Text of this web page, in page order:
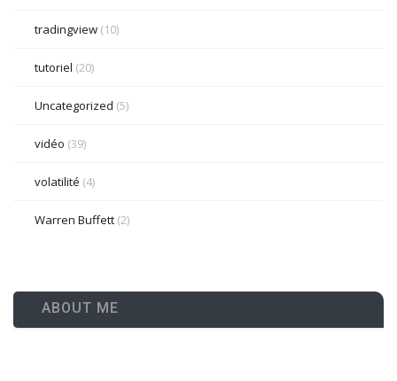
tradingview (10)
tutoriel (20)
Uncategorized (5)
vidéo (39)
volatilité (4)
Warren Buffett (2)
ABOUT ME